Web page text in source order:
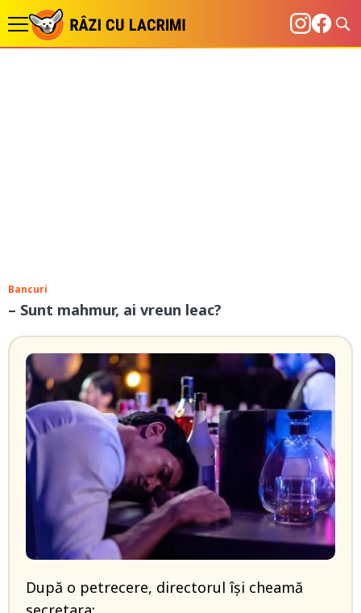
Bancuri
– Sunt mahmur, ai vreun leac?
După o petrecere, directorul își cheamă